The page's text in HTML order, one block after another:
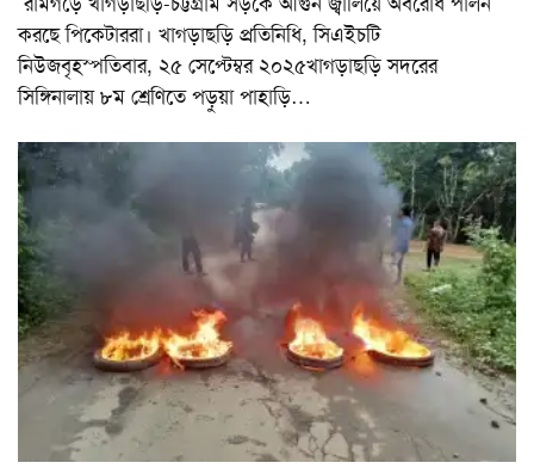
করছে পিকেটাররা। খাগড়াছড়ি প্রতিনিধি, সিএইচটি
নিউজবৃহস্পতিবার, ২৫ সেপ্টেম্বর ২০২৫খাগড়াছড়ি সদরের
সিঙ্গিনালায় ৮ম শ্রেণিতে পড়ুয়া পাহাড়ি…